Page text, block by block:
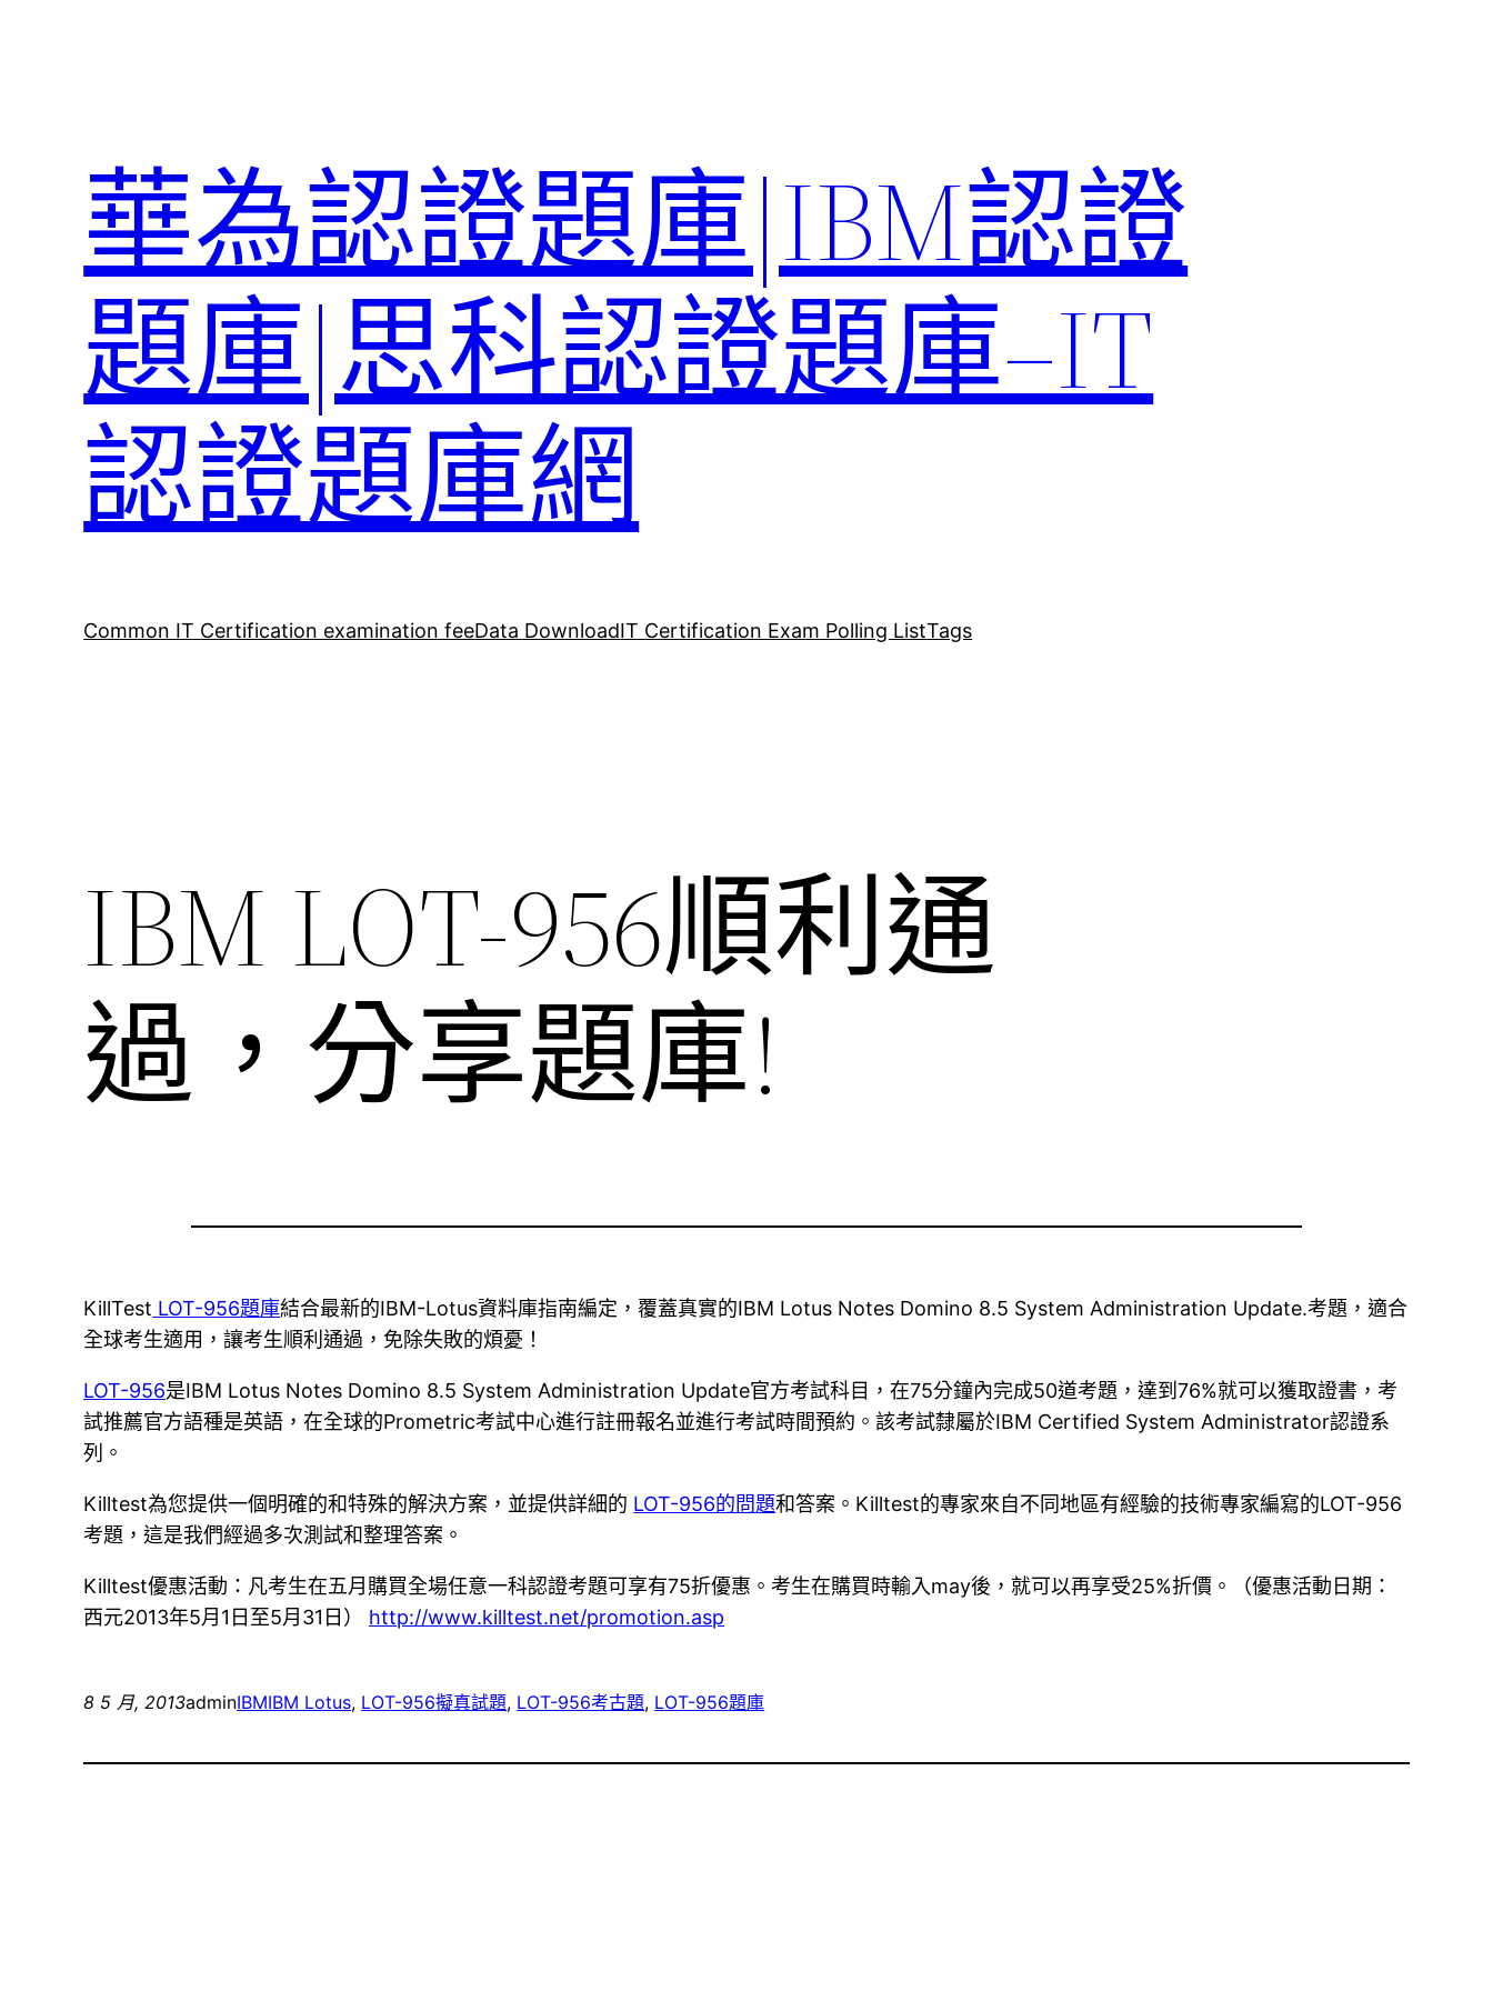
華為認證題庫|IBM認證
題庫|思科認證題庫–IT
認證題庫網
Common IT Certification examination feeData DownloadIT Certification Exam Polling ListTags
IBM LOT-956順利通
過，分享題庫!
KillTest LOT-956題庫結合最新的IBM-Lotus資料庫指南編定，覆蓋真實的IBM Lotus Notes Domino 8.5 System Administration Update.考題，適合
全球考生適用，讓考生順利通過，免除失敗的煩憂！
LOT-956是IBM Lotus Notes Domino 8.5 System Administration Update官方考試科目，在75分鐘內完成50道考題，達到76%就可以獲取證書，考
試推薦官方語種是英語，在全球的Prometric考試中心進行註冊報名並進行考試時間預約。該考試隸屬於IBM Certified System Administrator認證系
列。
Killtest為您提供一個明確的和特殊的解決方案，並提供詳細的 LOT-956的問題和答案。Killtest的專家來自不同地區有經驗的技術專家編寫的LOT-956
考題，這是我們經過多次測試和整理答案。
Killtest優惠活動：凡考生在五月購買全場任意一科認證考題可享有75折優惠。考生在購買時輸入may後，就可以再享受25%折價。（優惠活動日期：
西元2013年5月1日至5月31日） http://www.killtest.net/promotion.asp
8 5 月, 2013adminIBMIBM Lotus, LOT-956擬真試題, LOT-956考古題, LOT-956題庫